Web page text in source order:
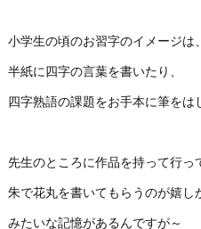
小学生の頃のお習字のイメージは、
半紙に四字の言葉を書いたり、
四字熟語の課題をお手本に筆をは
先生のところに作品を持って行っ
朱で花丸を書いてもらうのが嬉し
みたいな記憶があるんですが～